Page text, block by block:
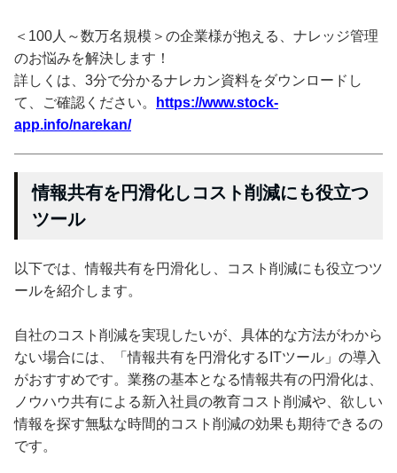
＜100人～数万名規模＞の企業様が抱える、ナレッジ管理
のお悩みを解決します！
詳しくは、3分で分かるナレカン資料をダウンロードし
て、ご確認ください。
https://www.stock-
app.info/narekan/
情報共有を円滑化しコスト削減にも役立つ
ツール
以下では、情報共有を円滑化し、コスト削減にも役立つツ
ールを紹介します。
自社のコスト削減を実現したいが、具体的な方法がわから
ない場合には、「情報共有を円滑化するITツール」の導入
がおすすめです。業務の基本となる情報共有の円滑化は、
ノウハウ共有による新入社員の教育コスト削減や、欲しい
情報を探す無駄な時間的コスト削減の効果も期待できるの
です。